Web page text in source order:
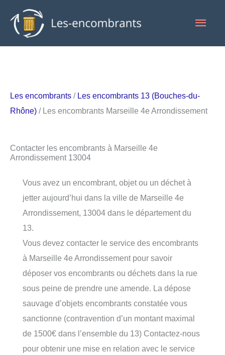
contenu
Les encombrants / Les encombrants 13 (Bouches-du-
Rhône) / Les encombrants Marseille 4e Arrondissement
Contacter les encombrants à Marseille 4e
Arrondissement 13004
Vous avez un encombrant, objet ou un déchet à
jetter aujourd’hui dans la ville de Marseille 4e
Arrondissement, 13004 dans le département du
13.
Vous devez contacter le service des encombrants
à Marseille 4e Arrondissement pour savoir
déposer vos encombrants ou déchets dans la rue
sous peine de prendre une amende. La dépose
sauvage d’objets encombrants constatée vous
sanctionne (contravention d’un montant maximal
de 1500€ dans l’ensemble du 13) Contactez-nous
pour obtenir une mise en relation avec le service